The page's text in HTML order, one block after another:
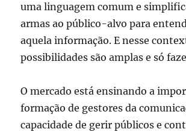
uma linguagem comum e
armas ao público-alvo para
aquela informação. E nesse
possibilidades são amplas e só
O mercado está ensinando a
formação de gestores da
capacidade de gerir públicos e